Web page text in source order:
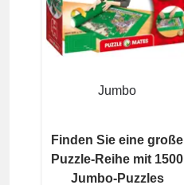
Jumbo
Finden Sie eine große
Puzzle-Reihe mit 1500
Jumbo-Puzzles